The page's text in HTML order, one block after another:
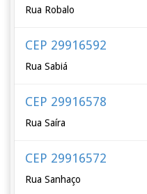
Rua Robalo
CEP 29916592
Rua Sabiá
CEP 29916578
Rua Saíra
CEP 29916572
Rua Sanhaço